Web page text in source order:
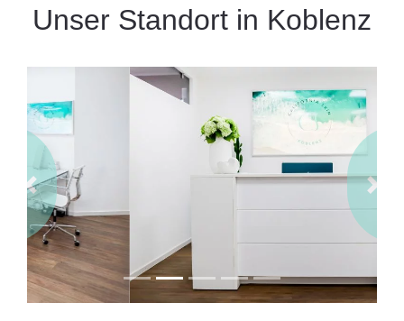
Unser Standort in Koblenz
Previous Next